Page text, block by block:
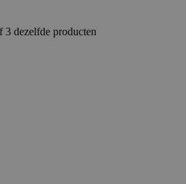
dezelfde producten